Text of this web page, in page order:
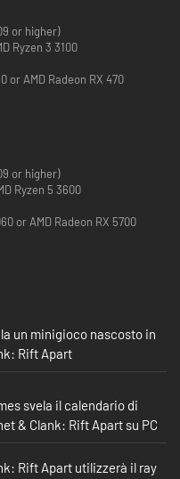
con gli occhi: il gioco
wireless DualSense*
sensazioni realistiche:
vibra sulla superficie del
fidato Enforcer.
meravigliose tutte
per le risoluzioni 21:9, 32:9 e
di sbloccare i frame
ray-tracing e le nuove ombre
tra cui NVIDIA DLSS
Injection di Insomniac Games.
e NVIDIA DLAA, che
una serie di
di dispositivi, dai PC di
il feedback aptico e
usate mouse e tastiera,
dei comandi.
in cloud sui launcher
or higher)
Ryzen 3 3100
or AMD Radeon RX 470
or higher)
Ryzen 5 3600
or AMD Radeon RX 5700
un minigioco nascosto in
Rift Apart
svela il calendario di
& Clank: Rift Apart su PC
Rift Apart utilizzerà il ray